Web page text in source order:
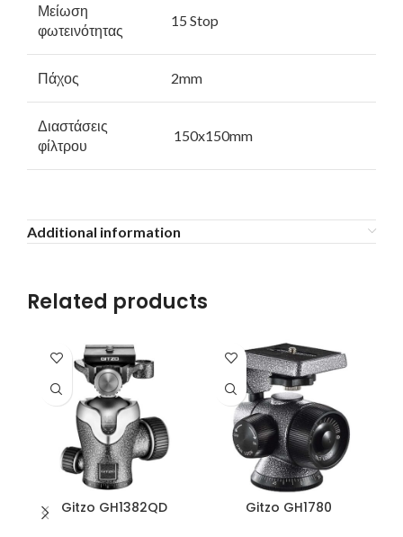
Μείωση
φωτεινότητας
15 Stop
Πάχος 2mm
Διαστάσεις
φίλτρου
150x150mm
Additional information
Related products
Gitzo GH1382QD Gitzo GH1780